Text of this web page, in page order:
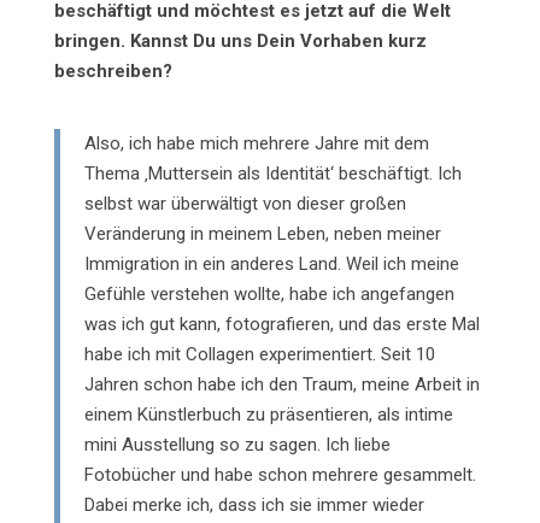
beschäftigt und möchtest es jetzt auf die Welt
bringen. Kannst Du uns Dein Vorhaben kurz
beschreiben?
Also, ich habe mich mehrere Jahre mit dem
Thema ‚Muttersein als Identität‘ beschäftigt. Ich
selbst war überwältigt von dieser großen
Veränderung in meinem Leben, neben meiner
Immigration in ein anderes Land. Weil ich meine
Gefühle verstehen wollte, habe ich angefangen
was ich gut kann, fotografieren, und das erste Mal
habe ich mit Collagen experimentiert. Seit 10
Jahren schon habe ich den Traum, meine Arbeit in
einem Künstlerbuch zu präsentieren, als intime
mini Ausstellung so zu sagen. Ich liebe
Fotobücher und habe schon mehrere gesammelt.
Dabei merke ich, dass ich sie immer wieder